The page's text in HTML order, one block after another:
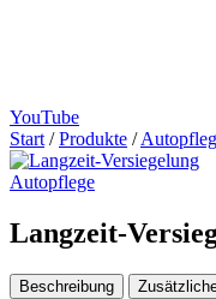
YouTube
Start / Produkte /
Autopflege
Langzeit-
Beschreibung